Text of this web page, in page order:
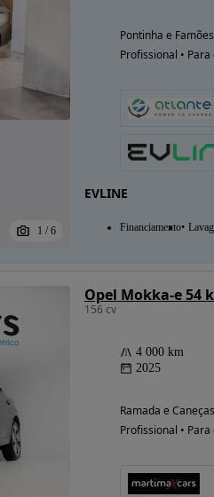
de
1 / 6
Pontinha e
Profissional •
EVLINE
Financiamento
Opel Mokka-e 54
156 cv
4 000 km
2025
Ramada e
Profissional •